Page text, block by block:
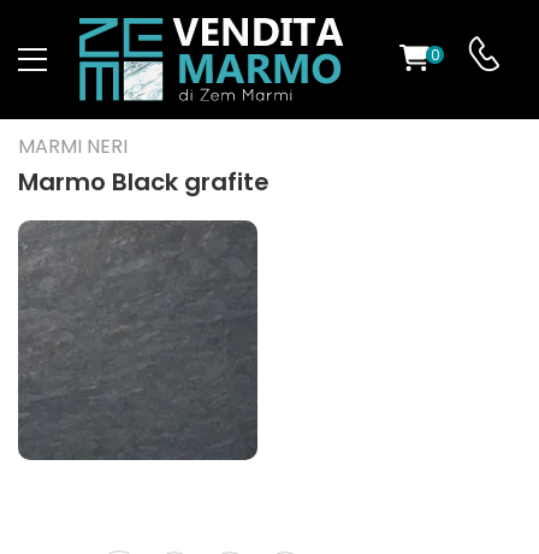
0
MARMI NERI
Marmo Black grafite